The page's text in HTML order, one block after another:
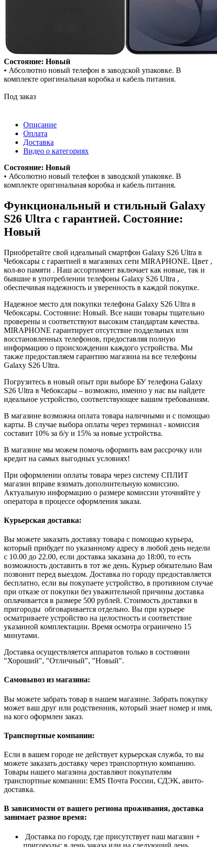
Состояние: Новый
• Абсолютно новый телефон в заводской упаковке. В
комплекте оригинальная коробка и кабель питания.
Под заказ
Описание
Оплата
Доставка
Видео о категориях
Состояние: Новый
• Абсолютно новый телефон в заводской упаковке. В
комплекте оригинальная коробка и кабель питания.
Функциональный и стильный Galaxy
S26 Ultra с гарантией. Состояние:
Новый
Приобретайте свой идеальный смартфон Galaxy S26 Ultra в
Чебоксары с гарантией в магазинах сети MIRAPHONE. Цвет ,
кол-во памяти . Наш ассортимент включает как новые, так и
бывшие в употреблении телефоны Galaxy S26 Ultra ,
обеспечивая надежность и уверенность в каждой покупке.
Надежное место для покупки телефона Galaxy S26 Ultra в
Чебоксары. Состояние: Новый. Все наши товары тщательно
проверены и соответствуют высоким стандартам качества.
MIRAPHONE гарантирует отсутствие поддельных или
восстановленных телефонов, предоставляя полную
информацию о происхождении каждого устройства. Мы
также предоставляем гарантию магазина на все телефоны
Galaxy S26 Ultra.
Погрузитесь в новый опыт при выборе БУ телефона Galaxy
S26 Ultra в Чебоксары – возможно, именно у нас вы найдете
идеальное устройство, соответствующее вашим требованиям.
В магазине возможна оплата товара наличными и с помощью
карты. В случае выбора оплаты через терминал - комиссия
составит 10% за б/у и 15% за новые устройства.
В магазине мы можем помочь оформить вам рассрочку или
кредит на самых выгодных условиях!
При оформлении оплаты товара через систему СПЛИТ
магазин вправе взимать дополнительную комиссию.
Актуальную информацию о размере комиссии уточняйте у
оператора в процессе оформления заказа.
Курьерская доставка:
Вы можете заказать доставку товара с помощью курьера,
который прибудет по указанному адресу в любой день недели
с 10.00 до 22.00, если доставка заказана до 18:00, то есть
возможность доставить в тот же день. Курьер обязательно Вам
позвонит перед выездом. Доставка по городу предоставляется
бесплатно, если вы покупаете устройство, в противном случае
при отказе от покупки без уважительной причины доставка
оплачивается в размере 500 рублей. Стоимость доставки в
пригороды обговаривается отдельно. Вы при курьере
осматриваете устройство на целостность и соответствие
указанной комплектации. Время осмотра ограничено 15
минутами.
Доставка осуществляется аппаратов только в состоянии
"Хороший", "Отличный", "Новый".
Самовывоз из магазина:
Вы можете забрать товар в нашем магазине. Забрать покупку
может ваш друг или родственник, который знает номер и имя,
на кого оформлен заказ.
Транспортные компании:
Если в вашем городе не действует курьерская служба, то вы
можете заказать доставку через транспортную компанию.
Товары нашего магазина доставляют покупателям
транспортные компании: EMS Почта России, СДЭК, авито-
доставка.
В зависимости от вашего региона проживания, доставка
занимает разное время:
Доставка по городу, где присутствует наш магазин +
пригороды: в день заказа или на следующий день